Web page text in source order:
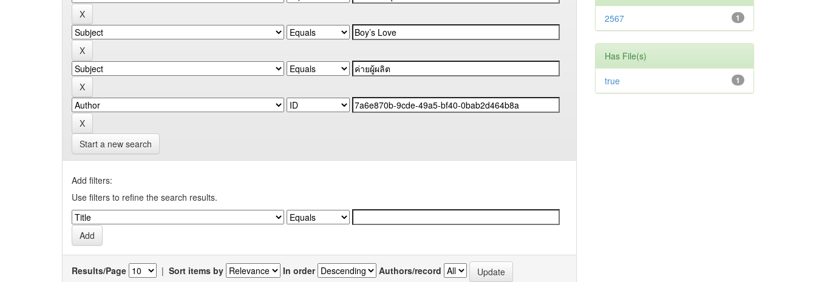
Start a new search
Add filters:
Use filters to refine the search results.
Results/Page | Sort items by In order Authors/record
1
2567
Has File(s)
1
true